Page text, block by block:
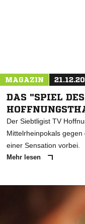
MAGAZIN
DAS "SPIEL
Der Siebtligist TV
Mittelrheinpokals
einer Sensation vorbei.
Mehr lesen